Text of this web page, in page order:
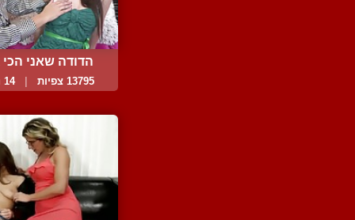
הדודה שאני
13795 צפיות 14 המלצות